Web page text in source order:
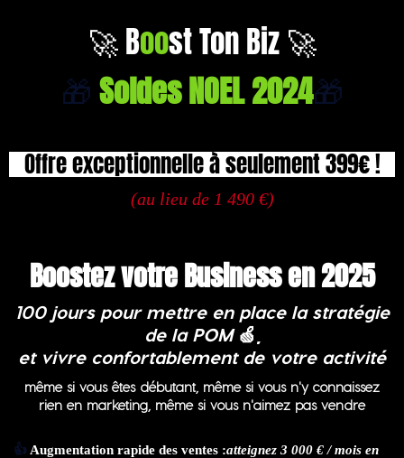
🚀 Boost Ton Biz 🚀
🎁Soldes NOEL 2024🎁
Offre exceptionnelle à seulement 399€ !
(au lieu de 1 490 €)
Boostez votre Business en 2025
100 jours pour mettre en place la stratégie
de la POM 🍏,
et vivre confortablement de votre activité
même si vous êtes débutant, même si vous n'y connaissez
rien en marketing, même si vous n'aimez pas vendre
👍 Augmentation rapide des ventes :atteignez 3 000 € / mois en